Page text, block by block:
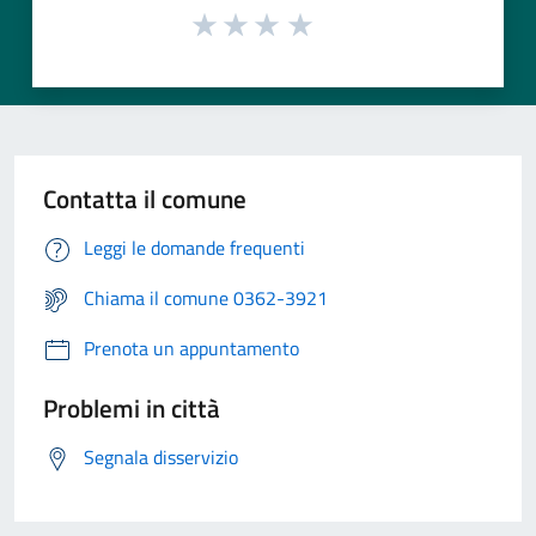
Contatta il comune
Leggi le domande frequenti
Chiama il comune 0362-3921
Prenota un appuntamento
Problemi in città
Segnala disservizio